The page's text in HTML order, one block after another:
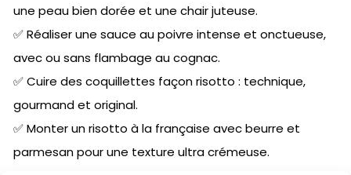
une peau bien dorée et une chair juteuse.
✅ Réaliser une sauce au poivre intense et onctueuse,
avec ou sans flambage au cognac.
✅ Cuire des coquillettes façon risotto : technique,
gourmand et original.
✅ Monter un risotto à la française avec beurre et
parmesan pour une texture ultra crémeuse.